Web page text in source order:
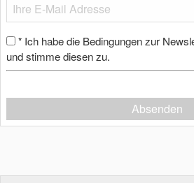
* Ich habe die Bedingungen zur
und stimme diesen zu.
Absenden